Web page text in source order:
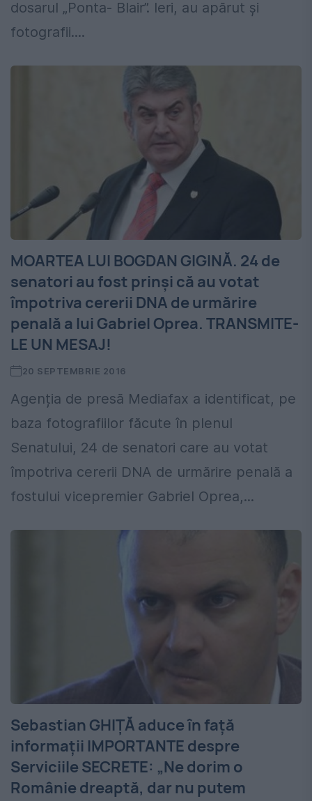
dosarul „Ponta- Blair”. Ieri, au apărut şi
fotografii....
MOARTEA LUI BOGDAN GIGINĂ. 24 de
senatori au fost prinși că au votat
împotriva cererii DNA de urmărire
penală a lui Gabriel Oprea. TRANSMITE-
LE UN MESAJ!
20 SEPTEMBRIE 2016
Agenția de presă Mediafax a identificat, pe
baza fotografiilor făcute în plenul
Senatului, 24 de senatori care au votat
împotriva cererii DNA de urmărire penală a
fostului vicepremier Gabriel Oprea,...
Sebastian GHIȚĂ aduce în față
informații IMPORTANTE despre
Serviciile SECRETE: „Ne dorim o
Românie dreaptă, dar nu putem